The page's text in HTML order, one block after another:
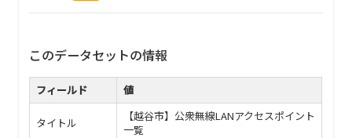
このデータセットの情報
フィールド 値
タイトル
【越谷市】公衆無線LANアクセスポイント
一覧